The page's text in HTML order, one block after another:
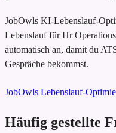
JobOwls KI-Lebenslauf-
Lebenslauf für Hr
automatisch an, damit du
Gespräche bekommst.
JobOwls Lebenslauf-
Häufig gestellte